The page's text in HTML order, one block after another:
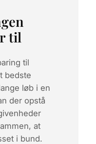
til
til
bedste
løb i en
der opstå
at
i bund.